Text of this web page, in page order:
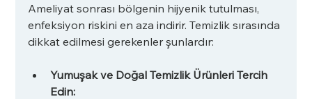
Ameliyat sonrası bölgenin hijyenik tutulması,
enfeksiyon riskini en aza indirir. Temizlik sırasında
dikkat edilmesi gerekenler şunlardır:
Yumuşak ve Doğal Temizlik Ürünleri Tercih
Edin: